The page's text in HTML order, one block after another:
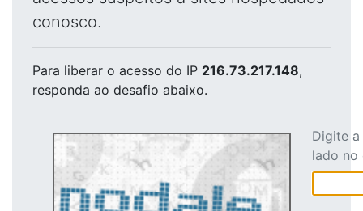
conosco.
Para liberar o acesso do IP 216.73.217.148,
responda ao desafio abaixo.
Digite
lado no